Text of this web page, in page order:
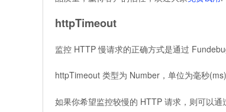
httpTimeout
监控 HTTP 慢请求的正确方式是通过
httpTimeout 类型为 Number，单位为毫秒(ms)
如果你希望监控较慢的 HTTP 请求，则可以通